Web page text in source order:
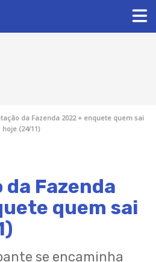
da Fazenda 2022 + enquete quem sai
hoje (24/11)
da Fazenda
quem sai
se encaminha